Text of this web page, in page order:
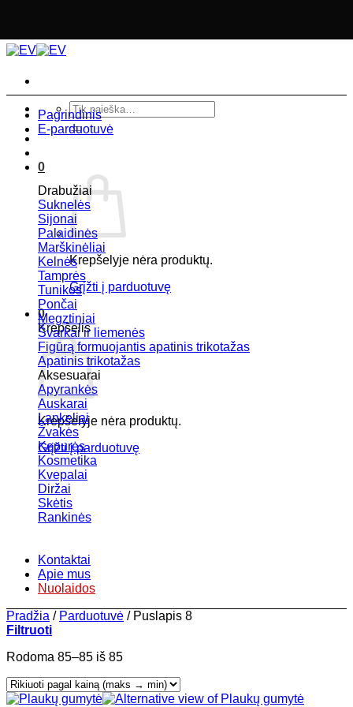
Skip
to
Ieškoti:
0
Krepšelyje nėra produktų.
Grįžti į parduotuvę
0
Krepšelis
Krepšelyje nėra produktų.
Grįžti į parduotuvę
Pagrindinis
E-parduotuvė
Drabužiai
Suknelės
Sijonai
Palaidinės
Marškinėliai
Kelnės
Tamprės
Tunikos
Pončai
Megztiniai
Švarkai ir liemenės
Figūrą formuojantis apatinis trikotažas
Apatinis trikotažas
Aksesuarai
Apyrankės
Auskarai
Lankeliai
Žvakės
Kepurės
Kosmetika
Kvepalai
Diržai
Skėtis
Rankinės
Kontaktai
Apie mus
Nuolaidos
Pradžia / Parduotuvė /Puslapis 8
Filtruoti
Rodoma 85–85 iš 85Rūšiuojama
kainą:
nuo